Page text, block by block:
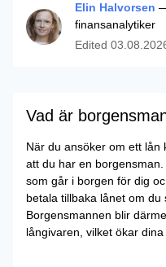
Elin Halvorsen
finansanalytiker
Edited
Vad är
När du ansöker om ett lån
att du har en
som går i borgen för dig
betala tillbaka lånet om du
Borgensmannen blir
långivaren, vilket ökar